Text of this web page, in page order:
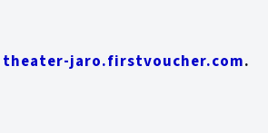
theater-jaro.firstvoucher.com.